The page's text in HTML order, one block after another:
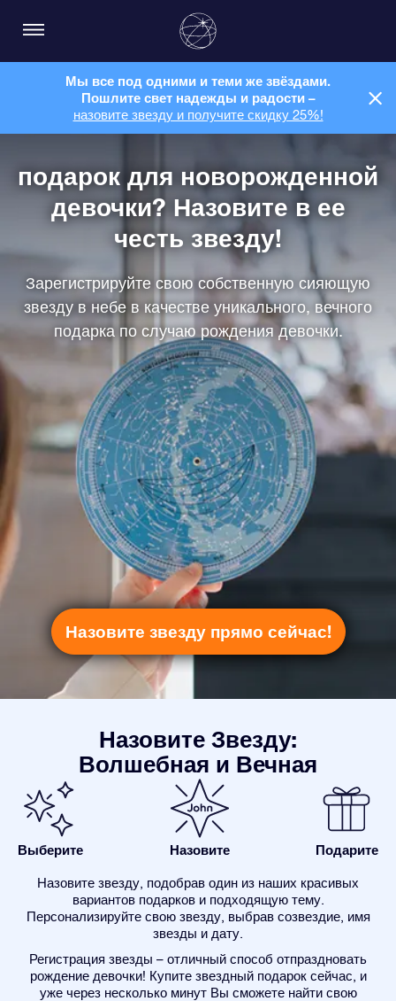
Мы все под одними и теми же звёздами.
Пошлите свет надежды и радости –
назовите звезду и получите скидку 25%!
подарок для новорожденной
девочки? Назовите в ее
честь звезду!
Зарегистрируйте свою собственную сияющую
звезду в небе в качестве уникального, вечного
подарка по случаю рождения девочки.
Назовите звезду прямо сейчас!
Назовите Звезду:
Волшебная и Вечная
Выберите Назовите Подарите
Назовите звезду, подобрав один из наших красивых
вариантов подарков и подходящую тему.
Персонализируйте свою звезду, выбрав созвездие, имя
звезды и дату.
Регистрация звезды – отличный способ отпраздновать
рождение девочки! Купите звездный подарок сейчас, и
уже через несколько минут Вы сможете найти свою